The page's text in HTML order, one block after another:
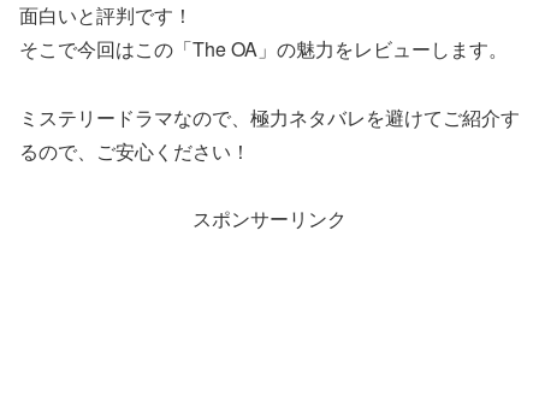
面白いと評判です！
そこで今回はこの「The OA」の魅力をレビューします。
ミステリードラマなので、極力ネタバレを避けてご紹介す
るので、ご安心ください！
スポンサーリンク